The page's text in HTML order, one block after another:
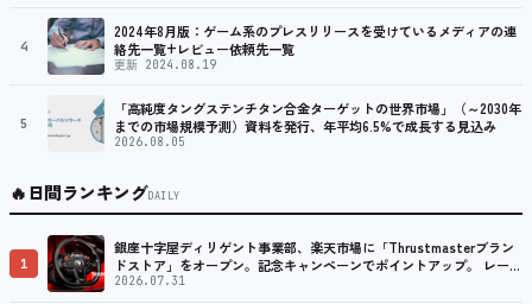
4
2024年8月版：ゲーム系のプレスリリースを受けているメディアの連
絡先一覧+レビュー依頼先一覧
更新 2024.08.19
5
「高純度タングステンチタン合金ターゲットの世界市場」（～2030年
までの市場規模予測）資料を発行、年平均6.5%で成長する見込み
2026.08.05
🔥日間ランキングDAILY
1
銀座十字屋ディリゲント事業部、楽天市場に「Thrustmasterブラン
ドストア」をオープン。記念キャンペーンでポイントアップ。 レーシ
ング／フライトシム向けコントローラーを中心に、幅広くラインナッ
2026.07.31